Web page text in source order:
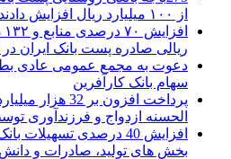
از ۱۰۰ میلیارد ریال افزایش دادند
ریالی صادره پست بانک ایران در
دعوت به مجمع عمومی عادی
سهام بانک کارآفرین
پرداخت افزون بر
الحسنه ازدواج و فرزندآوری
افزایش 40 درصدی
بخش های تولید، صادرات و دانش